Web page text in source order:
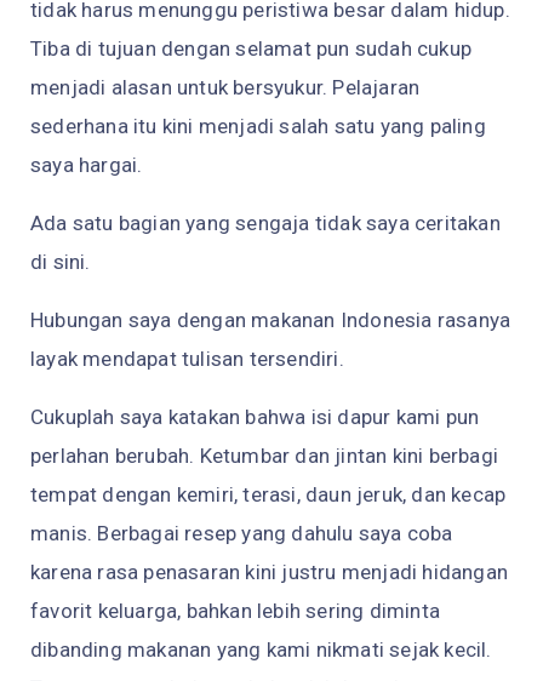
tidak harus menunggu peristiwa besar dalam hidup.
Tiba di tujuan dengan selamat pun sudah cukup
menjadi alasan untuk bersyukur. Pelajaran
sederhana itu kini menjadi salah satu yang paling
saya hargai.
Ada satu bagian yang sengaja tidak saya ceritakan
di sini.
Hubungan saya dengan makanan Indonesia rasanya
layak mendapat tulisan tersendiri.
Cukuplah saya katakan bahwa isi dapur kami pun
perlahan berubah. Ketumbar dan jintan kini berbagi
tempat dengan kemiri, terasi, daun jeruk, dan kecap
manis. Berbagai resep yang dahulu saya coba
karena rasa penasaran kini justru menjadi hidangan
favorit keluarga, bahkan lebih sering diminta
dibanding makanan yang kami nikmati sejak kecil.